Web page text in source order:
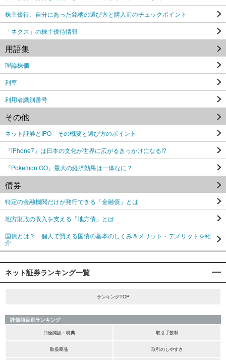
株主優待、自分にあった銘柄の選び方と購入前のチェックポイント
「ネクス」の株主優待情報
用語集
理論株価
利率
利用者識別番号
その他
ネット証券とIPO その概要と選び方のポイント
『iPhone7』は日本の文化が世界に広がるきっかけになる!?
『Pokemon GO』最大の経済効果は一体なに？
債券
特定の金融機関だけが発行できる「金融債」とは
地方財政の収入を支える「地方債」とは
国債とは？ 個人で買える国債の基本のしくみ＆メリット・デメリットを紹
介
ネット証券ランキング一覧
ランキングTOP
評価項目別ランキング
口座開設・特典
取引手数料
取扱商品 取引のしやすさ